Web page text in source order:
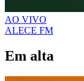
AO VIVO
ALECE FM
Em alta